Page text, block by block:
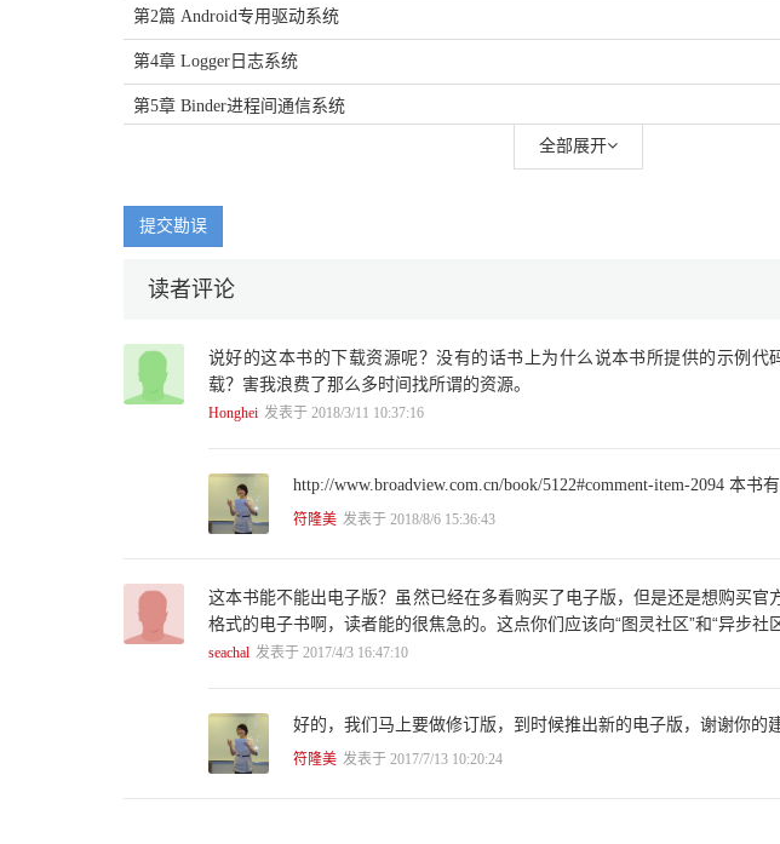
第2篇 Android专用驱动系统
第4章 Logger日志系统
第5章 Binder进程间通信系统
第8章 Service组件的启动过程
第10章 Content Provider组件的实现原理
第11章 Zygote和System进程的启动过程
第13章 Android应用程序的消息处理机制
第15章 Android应用程序线程的消息循环模型
第16章 Android应用程序的安装和显示过程
全部展开
提交勘误
读者评论
说好的这本书的下载资源呢？没有的话书上为什么说本书所提供的示例代
载？害我浪费了那么多时间找所谓的资源。
Honghei 发表于 2018/3/11 10:37:16
http://www.broadview.com.cn/book/5122#comment-item-2094 本
符隆美 发表于 2018/8/6 15:36:43
这本书能不能出电子版？虽然已经在多看购买了电子版，但是还是想购买官
格式的电子书啊，读者能的很焦急的。这点你们应该向“图灵社区”和“异步社区
seachal 发表于 2017/4/3 16:47:10
好的，我们马上要做修订版，到时候推出新的电子版，谢谢你的建
符隆美 发表于 2017/7/13 10:20:24